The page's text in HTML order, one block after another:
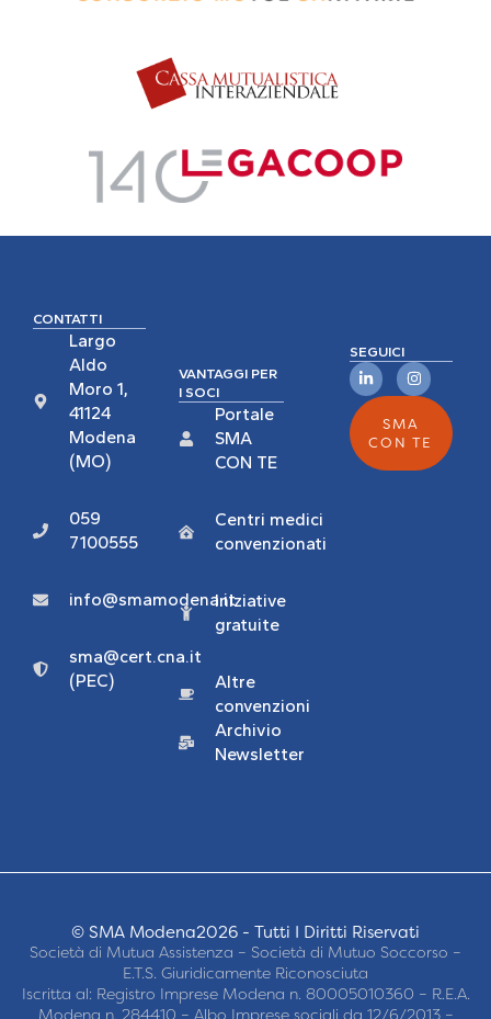
CONTATTI
Largo
Aldo
Moro 1,
41124
Modena
(MO)
059
7100555
info@smamodena.it
sma@cert.cna.it
(PEC)
VANTAGGI PER
I SOCI
Portale
SMA
CON TE
Centri medici
convenzionati
Iniziative
gratuite
Altre
convenzioni
Archivio
Newsletter
SEGUICI
SMA
CON TE
© SMA Modena2026 - Tutti I Diritti Riservati
Società di Mutua Assistenza – Società di Mutuo Soccorso –
E.T.S. Giuridicamente Riconosciuta
Iscritta al: Registro Imprese Modena n. 80005010360 – R.E.A.
Modena n. 284410 – Albo Imprese sociali da 12/6/2013 –